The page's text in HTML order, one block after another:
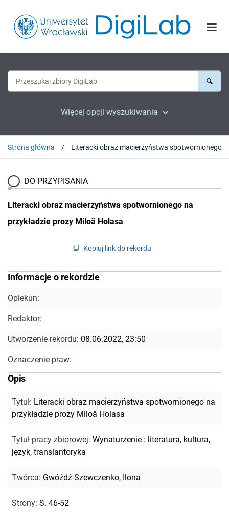
Więcej opcji wyszukiwania
Strona główna
DO PRZYPISANIA
Literacki obraz macierzyństwa spotwornionego na
przykładzie prozy Miloă Holasa
Kopiuj link do rekordu
Informacje o rekordzie
Opiekun:
Redaktor:
Utworzenie rekordu: 08.06.2022, 23:50
Oznaczenie praw:
Opis
Tytuł: Literacki obraz macierzyństwa spotwornionego na
przykładzie prozy Miloă Holasa
Tytuł pracy zbiorowej: Wynaturzenie : literatura, kultura,
język, translantoryka
Twórca: Gwóźdź-Szewczenko, Ilona
Strony: S. 46-52